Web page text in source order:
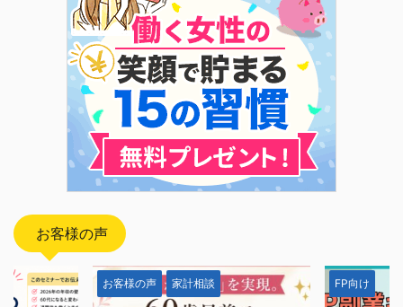
お客様の声
お客様の声 家計相談 FP向け